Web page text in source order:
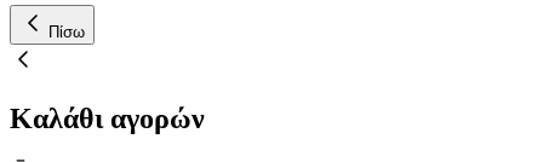
Πίσω
Καλάθι αγορών